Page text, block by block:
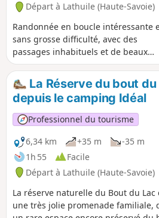
Départ à Lathuile (Haute-Savoie)
Randonnée en boucle intéressante
sans grosse difficulté, avec des
passages inhabituels et de beaux
panoramas au-dessus du Lac
La Réserve du bout
depuis le camping Idéal
Professionnel du tourisme
6,34 km
+35 m
-35 m
1h 55
Facile
Départ à Lathuile (Haute-Savoie)
La réserve naturelle du Bout du Lac
une très jolie promenade familiale,